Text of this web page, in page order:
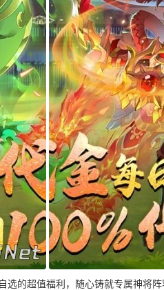
的超值福利，随心铸就专属神将阵